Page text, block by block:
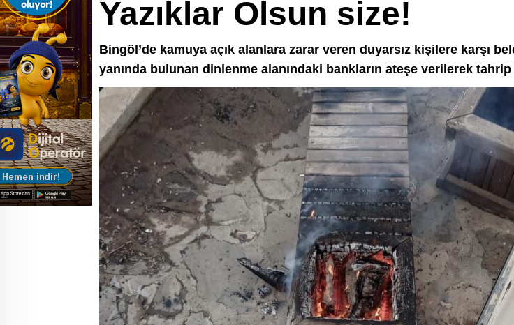
Yazıklar Olsun size!
Bingöl’de kamuya açık alanlara zarar veren duyarsız kişilere karşı
yanında bulunan dinlenme alanındaki bankların ateşe verilerek